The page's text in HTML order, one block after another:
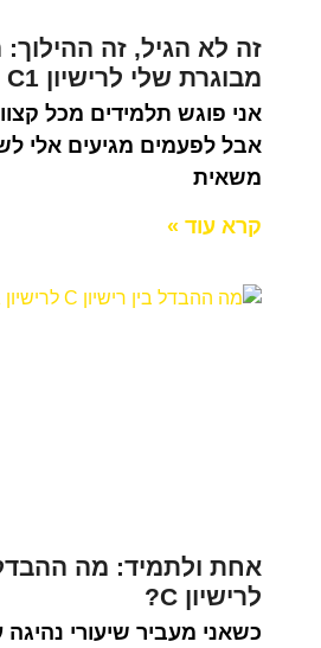
זה לא הגיל, זה
מבוגרת שלי לרישיון C1
אני פוגש תלמידים מכל
אבל לפעמים מגיעים אלי
משאית
קרא עוד »
לרישיון C?
כשאני מעביר שיעורי נהיגה